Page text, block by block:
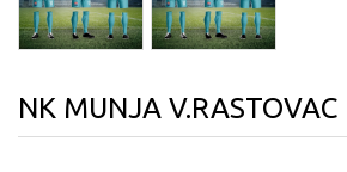
NK MUNJA V.RASTOVAC